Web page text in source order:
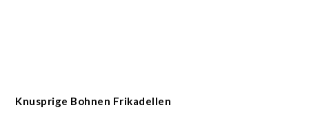
Knusprige Bohnen Frikadellen